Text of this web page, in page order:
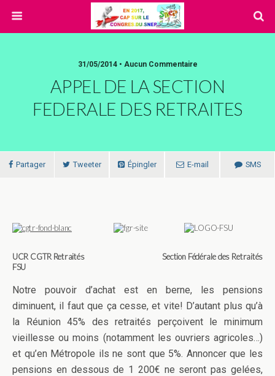
31/05/2014 • Aucun Commentaire
APPEL DE LA SECTION
FEDERALE DES RETRAITES
Partager Tweeter Épingler E-mail SMS
UCR CGTR Retraités Section Fédérale des Retraités
FSU
Notre pouvoir d’achat est en berne, les pensions
diminuent, il faut que ça cesse, et vite! D’autant plus qu’à
la Réunion 45% des retraités perçoivent le minimum
vieillesse ou moins (notamment les ouvriers agricoles…)
et qu’en Métropole ils ne sont que 5%. Annoncer que les
pensions en dessous de 1 200€ ne seront pas gelées,